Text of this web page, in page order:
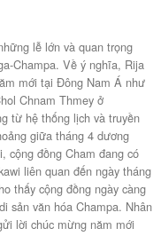
lễ lớn và quan trọng
Champa. Về ý nghĩa, Rija
mới tại Đông Nam Á như
Chnam Thmey ở
từ hệ thống lịch và truyền
giữa tháng 4 dương
cộng đồng Cham đang có
liên quan đến ngày tháng
thấy cộng đồng ngày càng
sản văn hóa Champa. Nhân
lời chúc mừng năm mới